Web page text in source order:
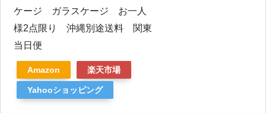
ケージ ガラスケージ お一人
様2点限り 沖縄別途送料 関東
当日便
Amazon 楽天市場
Yahooショッピング